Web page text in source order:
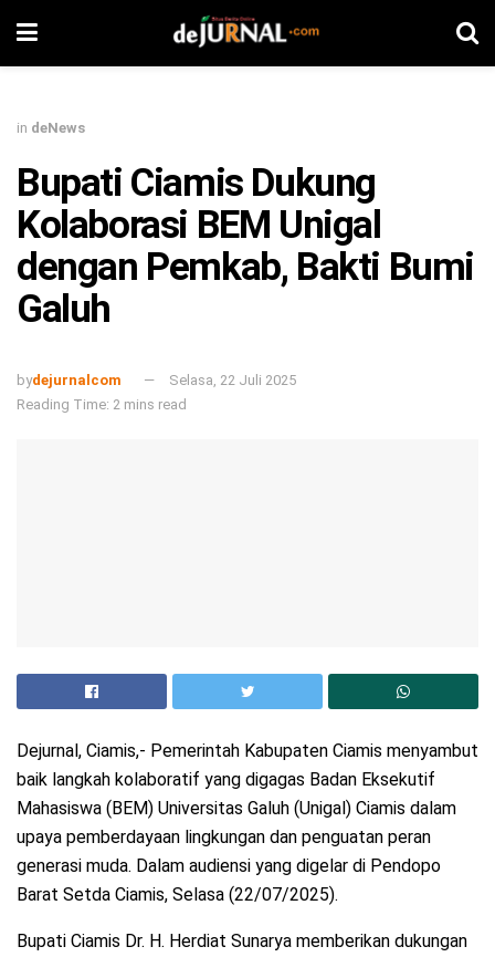
in deNews
Bupati Ciamis Dukung
Kolaborasi BEM Unigal
dengan Pemkab, Bakti Bumi
Galuh
bydejurnalcom
Selasa, 22 Juli 2025
Reading Time: 2 mins read
Dejurnal, Ciamis,- Pemerintah Kabupaten Ciamis menyambut
baik langkah kolaboratif yang digagas Badan Eksekutif
Mahasiswa (BEM) Universitas Galuh (Unigal) Ciamis dalam
upaya pemberdayaan lingkungan dan penguatan peran
generasi muda. Dalam audiensi yang digelar di Pendopo
Barat Setda Ciamis, Selasa (22/07/2025).
Bupati Ciamis Dr. H. Herdiat Sunarya memberikan dukungan